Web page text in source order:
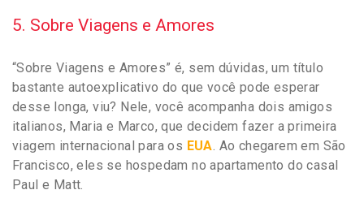
5. Sobre Viagens e Amores
“Sobre Viagens e Amores” é, sem dúvidas, um título
bastante autoexplicativo do que você pode esperar
desse longa, viu? Nele, você acompanha dois amigos
italianos, Maria e Marco, que decidem fazer a primeira
viagem internacional para os EUA . Ao chegarem em São
Francisco, eles se hospedam no apartamento do casal
Paul e Matt.